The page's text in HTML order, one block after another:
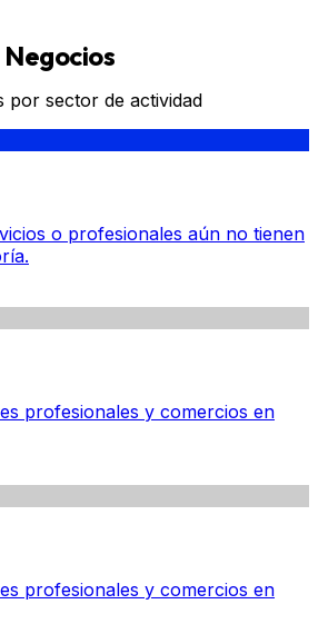
por sector de actividad
o profesionales aún no tienen
profesionales y comercios en
profesionales y comercios en